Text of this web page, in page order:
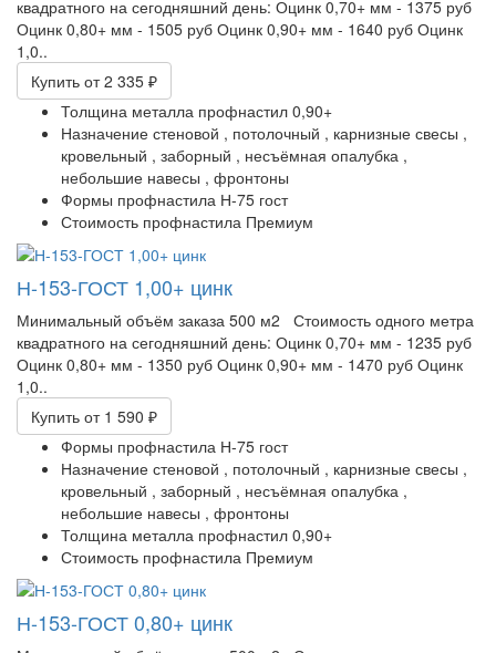
квадратного на сегодняшний день: Оцинк 0,70+ мм - 1375 руб
Оцинк 0,80+ мм - 1505 руб Оцинк 0,90+ мм - 1640 руб Оцинк
1,0..
Купить от 2 335 ₽
Толщина металла профнастил 0,90+
Назначение стеновой , потолочный , карнизные свесы ,
кровельный , заборный , несъёмная опалубка ,
небольшие навесы , фронтоны
Формы профнастила Н-75 гост
Стоимость профнастила Премиум
Н-153-ГОСТ 1,00+ цинк
Минимальный объём заказа 500 м2 Стоимость одного метра
квадратного на сегодняшний день: Оцинк 0,70+ мм - 1235 руб
Оцинк 0,80+ мм - 1350 руб Оцинк 0,90+ мм - 1470 руб Оцинк
1,0..
Купить от 1 590 ₽
Формы профнастила Н-75 гост
Назначение стеновой , потолочный , карнизные свесы ,
кровельный , заборный , несъёмная опалубка ,
небольшие навесы , фронтоны
Толщина металла профнастил 0,90+
Стоимость профнастила Премиум
Н-153-ГОСТ 0,80+ цинк